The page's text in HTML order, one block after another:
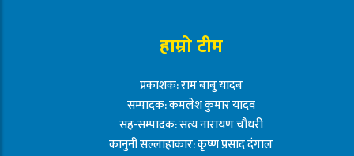
हाम्रो टीम
प्रकाशक: राम बाबु यादब
सम्पादक: कमलेश कुमार यादव
सह-सम्पादक: सत्य नारायण चौधरी
कानुनी सल्लाहाकार: कृष्ण प्रसाद दंगाल